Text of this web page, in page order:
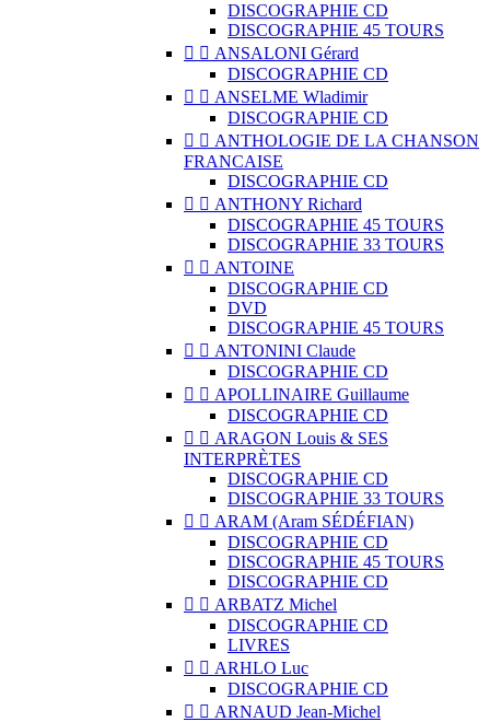
DISCOGRAPHIE CD
DISCOGRAPHIE 45 TOURS
  ANSALONI Gérard
DISCOGRAPHIE CD
  ANSELME Wladimir
DISCOGRAPHIE CD
  ANTHOLOGIE DE LA CHANSON
FRANCAISE
DISCOGRAPHIE CD
  ANTHONY Richard
DISCOGRAPHIE 45 TOURS
DISCOGRAPHIE 33 TOURS
  ANTOINE
DISCOGRAPHIE CD
DVD
DISCOGRAPHIE 45 TOURS
  ANTONINI Claude
DISCOGRAPHIE CD
  APOLLINAIRE Guillaume
DISCOGRAPHIE CD
  ARAGON Louis & SES
INTERPRÈTES
DISCOGRAPHIE CD
DISCOGRAPHIE 33 TOURS
  ARAM (Aram SÉDÉFIAN)
DISCOGRAPHIE CD
DISCOGRAPHIE 45 TOURS
DISCOGRAPHIE CD
  ARBATZ Michel
DISCOGRAPHIE CD
LIVRES
  ARHLO Luc
DISCOGRAPHIE CD
  ARNAUD Jean-Michel